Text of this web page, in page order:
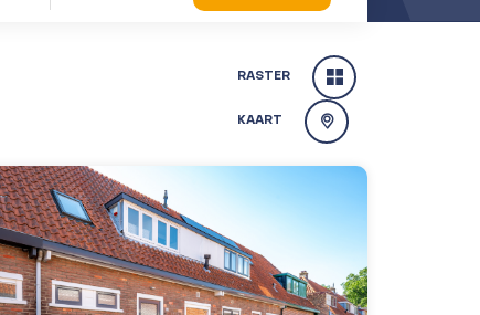
RASTER
KAART